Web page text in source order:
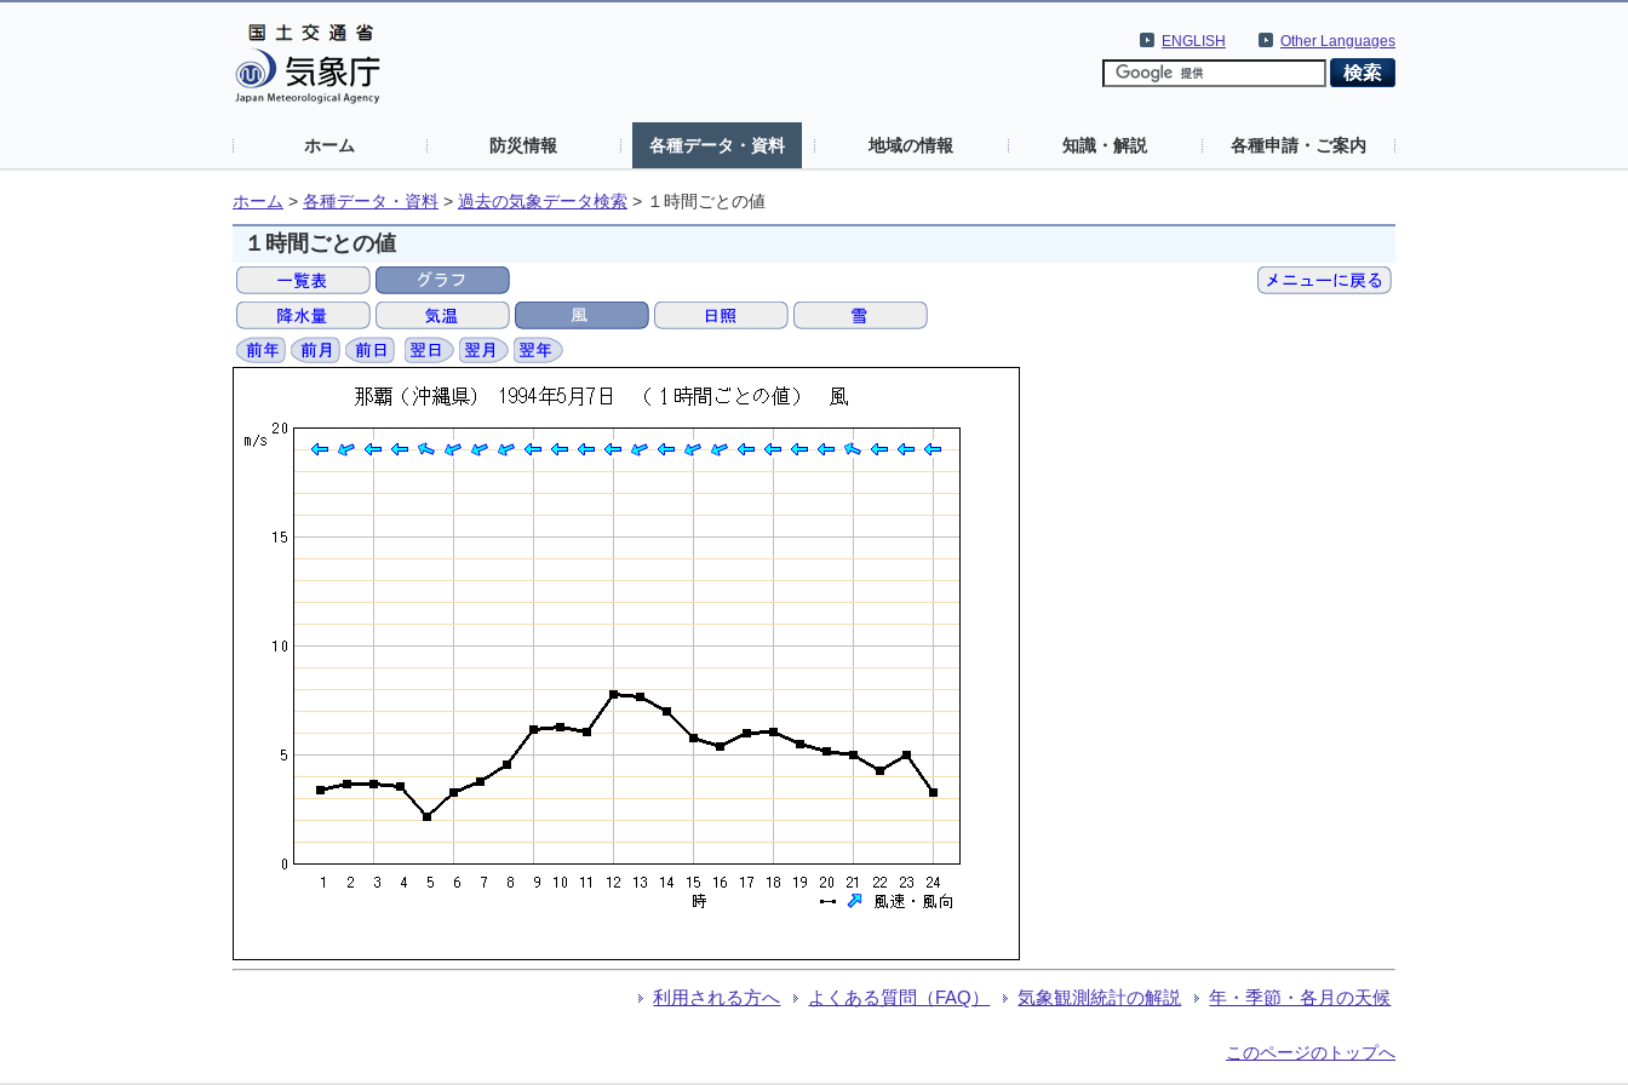
Other Languages
ENGLISH
ホーム 防災情報 各種データ・資料 地域の情報 知識・解説 各種申請・ご案内
ホーム > 各種データ・資料 > 過去の気象データ検索 > １時間ごとの値
１時間ごとの値
利用される方へ よくある質問（FAQ） 気象観測統計の解説 年・季節・各月の天候
このページのトップへ